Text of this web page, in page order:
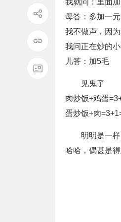
我就问：里面
母答：多加一元
我不做声，因
我问正在炒的
儿答：加5毛
见鬼了
肉炒饭+鸡蛋
蛋炒饭+肉
明明是一
哈哈，偶甚是